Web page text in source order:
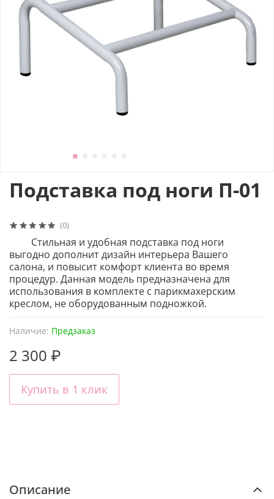
(0)
Наличие: Предзаказ
Подставка под ноги П-01
2 300 ₽
Купить в 1 клик
Стильная и удобная подставка под ноги
выгодно дополнит дизайн интерьера Вашего
салона, и повысит комфорт клиента во время
процедур. Данная модель предназначена для
использования в комплекте с парикмахерским
креслом, не оборудованным подножкой.
Описание